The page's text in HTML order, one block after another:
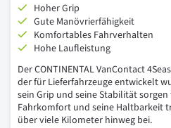
Hoher Grip
Gute Manövrierfähigkeit
Komfortables Fahrverhalten
Hohe Laufleistung
Der CONTINENTAL VanContact
der für Lieferfahrzeuge entwickelt
sein Grip und seine Stabilität
Fahrkomfort und seine Haltbarkeit
über viele Kilometer hinweg bei.